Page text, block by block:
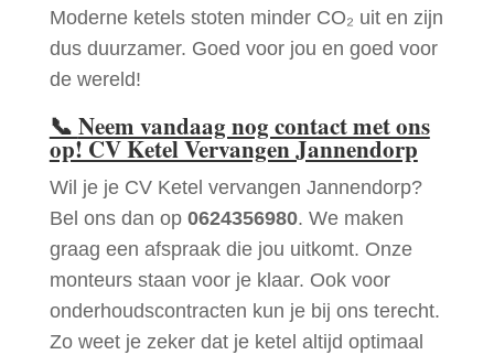
Moderne ketels stoten minder CO₂ uit en zijn
dus duurzamer. Goed voor jou en goed voor
de wereld!
📞 Neem vandaag nog contact met ons
op! CV Ketel Vervangen Jannendorp
Wil je je CV Ketel vervangen Jannendorp?
Bel ons dan op 0624356980. We maken
graag een afspraak die jou uitkomt. Onze
monteurs staan voor je klaar. Ook voor
onderhoudscontracten kun je bij ons terecht.
Zo weet je zeker dat je ketel altijd optimaal